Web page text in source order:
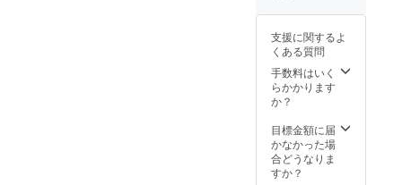
が同席
でない
と来店
不可と
させて
いただ
での来
店も不
可とさ
日〜
2022年
11月１
日
（WEB
上で管
だきま
す）
肉握
り、デ
ザート)
【会員
様のご
予約方
みメー
ルで予
約を受
上で管
ていた
だきま
す。 2.
熊本県
コース
【１万
円】 (カ
支援に関するよ
くある質問
手数料はいく
らかかります
か？
目標金額に届
かなかった場
合どうなりま
すか？